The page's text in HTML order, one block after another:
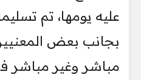
عليه يومها، تم
بجانب بعض
مباشر وغير مباشر